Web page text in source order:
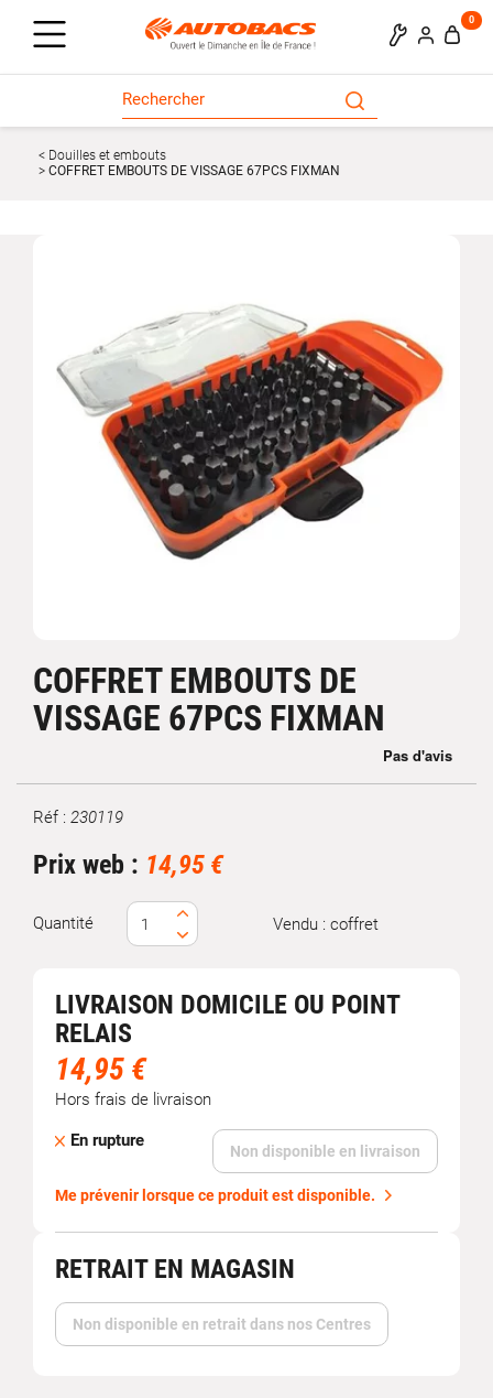
0
Douilles et embouts
COFFRET EMBOUTS DE VISSAGE 67PCS FIXMAN
COFFRET EMBOUTS DE
VISSAGE 67PCS FIXMAN
Marque
Réf : 230119
Prix web : 14,95 €
Quantité Vendu : coffret
LIVRAISON DOMICILE OU POINT
RELAIS
14,95 €
Hors frais de livraison
En rupture
Non disponible en livraison
Me prévenir lorsque ce produit est disponible.
RETRAIT EN MAGASIN
Non disponible en retrait dans nos Centres